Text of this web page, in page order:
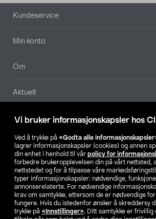
Vi bruker informasjonskapsler hos
Ved å trykke på «Godta alle
lagrer informasjonskapsler (cookies) og annen
din enhet i henhold til vår policy for
forbedre brukeropplevelsen din på vårt nettsted,
nettstedet og for å tilpasse våre
typer informasjonskapsler: nødvendige,
annonserelaterte. For nødvendige
krav om samtykke, ettersom de er nødvendige
fungere. Hvis du istedenfor ønsker å skreddersy
trykke på «Innstillinger». Ditt samtykke er frivillig
Bunntekst
Kundeservice
Min konto
Om
Aktuelt
Våre selskaper
Finn din butikk
SE NO FI